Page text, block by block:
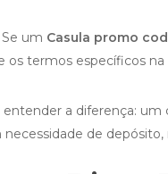
Se um Casula promo
os termos específicos
entender a diferença:
de